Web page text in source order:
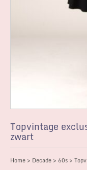
Topvintage
zwart
Home > Decade > 60s >